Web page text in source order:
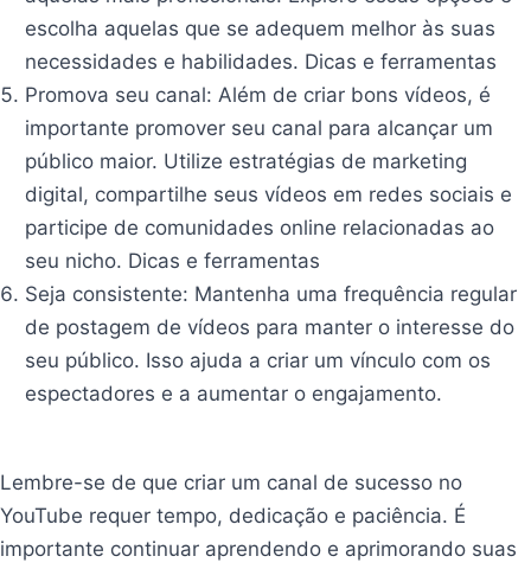
escolha aquelas que se adequem melhor às suas
necessidades e habilidades. Dicas e ferramentas
Promova seu canal: Além de criar bons vídeos, é
importante promover seu canal para alcançar um
público maior. Utilize estratégias de marketing
digital, compartilhe seus vídeos em redes sociais e
participe de comunidades online relacionadas ao
seu nicho. Dicas e ferramentas
Seja consistente: Mantenha uma frequência regular
de postagem de vídeos para manter o interesse do
seu público. Isso ajuda a criar um vínculo com os
espectadores e a aumentar o engajamento.
Lembre-se de que criar um canal de sucesso no
YouTube requer tempo, dedicação e paciência. É
importante continuar aprendendo e aprimorando suas